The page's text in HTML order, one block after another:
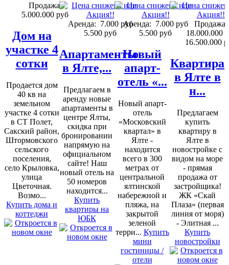
Продажа:
5.000.000 руб
Дом на
участке 4
сотки
Продается дом
40 кв на
земельном
участке 4 сотки
в СТ Полет,
Сакский район,
Штормовского
сельского
поселения,
село Крыловка,
улица
Цветочная.
Возмо...
Купить дома и
коттеджи
Аренда: 7.000 руб
5.500 руб
Апартаменты
в Ялте,...
Предлагаем в
аренду новые
апартаменты в
центре Ялты,
скидка при
бронировании
напрямую на
официальном
сайте! Наш
новый отель на
50 номеров
находится...
Купить
квартиры на
ЮБК
Аренда: 7.000 руб
5.500 руб
Новый
апарт-
отель «...
Новый апарт-
отель
«Московский
квартал» в
Ялте -
находится
всего в 300
метрах от
центральной
ялтинской
набережной и
пляжа, на
закрытой
зеленой
терри... Купить
мини
гостиницы /
отели
Продажа:
18.000.000
16.500.000
Квартира
в Ялте в
н...
Предлагаем
купить
квартиру в
Ялте в
новостройке с
видом на море
- прямая
продажа от
застройщика!
ЖК «Скай
Плаза» (первая
линия от моря)
- Элитная ...
Купить
новостройки